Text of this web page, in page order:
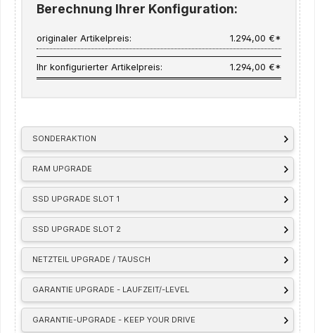
SONDERAKTION
RAM UPGRADE
SSD UPGRADE SLOT 1
SSD UPGRADE SLOT 2
NETZTEIL UPGRADE / TAUSCH
GARANTIE UPGRADE - LAUFZEIT/-LEVEL
GARANTIE-UPGRADE - KEEP YOUR DRIVE
Berechnung Ihrer Konfiguration:
originaler Artikelpreis: 1.294,00 €*
Ihr konfigurierter Artikelpreis: 1.294,00 €*